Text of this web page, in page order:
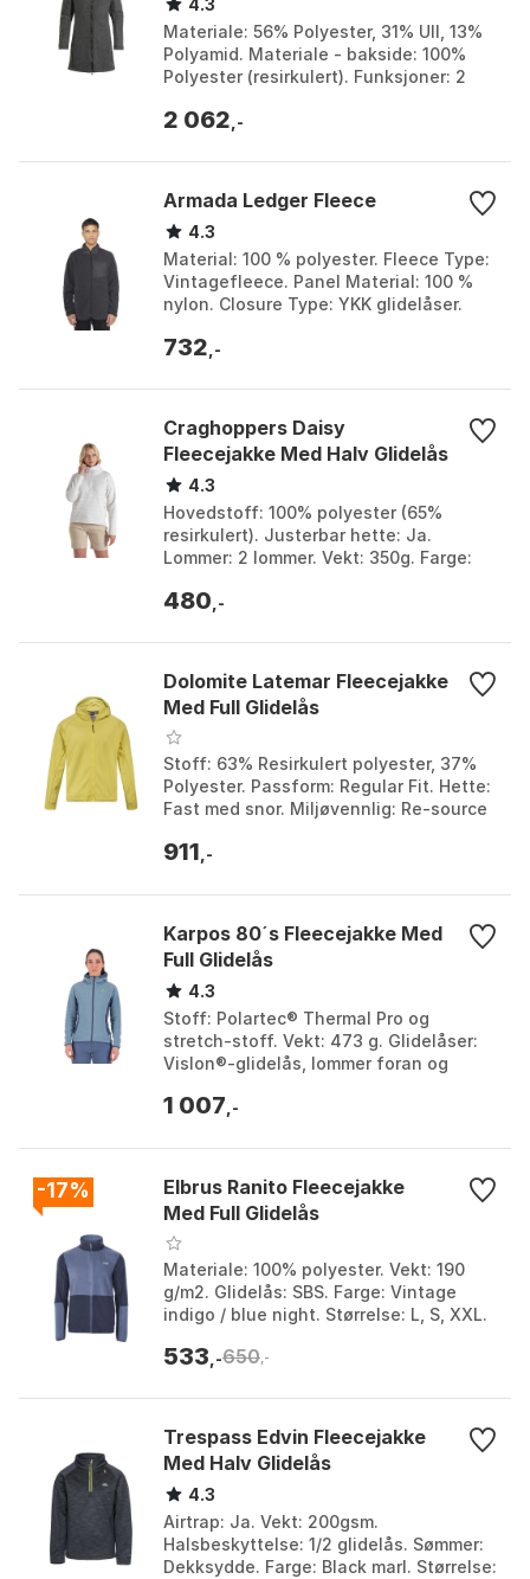
4.3
Materiale: 56% Polyester, 31% Ull, 13%
Polyamid. Materiale - bakside: 100%
Polyester (resirkulert). Funksjoner: 2
hette. F...
2 062 ,-
Armada Ledger Fleece
4.3
Material: 100 % polyester. Fleece Type:
Vintagefleece. Panel Material: 100 %
nylon. Closure Type: YKK glidelåser.
732 ,-
Craghoppers Daisy
Fleecejakke Med Halv Glidelås
4.3
Hovedstoff: 100% polyester (65%
resirkulert). Justerbar hette: Ja.
Lommer: 2 lommer. Vekt: 350g. Farge:
480 ,-
Dolomite Latemar Fleecejakke
Med Full Glidelås
Stoff: 63% Resirkulert polyester, 37%
Polyester. Passform: Regular Fit. Hette:
Fast med snor. Miljøvennlig: Re-source
pista...
911 ,-
Karpos 80´s Fleecejakke Med
Full Glidelås
4.3
Stoff: Polartec® Thermal Pro og
stretch-stoff. Vekt: 473 g. Glidelåser:
Vislon®-glidelås, lommer foran og
kant. Farge: Bl...
1 007 ,-
-17%
Elbrus Ranito Fleecejakke
Med Full Glidelås
Materiale: 100% polyester. Vekt: 190
g/m2. Glidelås: SBS. Farge: Vintage
indigo / blue night. Størrelse: L, S, XXL.
533 ,-650 ,-
Trespass Edvin Fleecejakke
Med Halv Glidelås
4.3
Airtrap: Ja. Vekt: 200gsm.
Halsbeskyttelse: 1/2 glidelås. Sømmer:
Dekksydde. Farge: Black marl. Størrelse: